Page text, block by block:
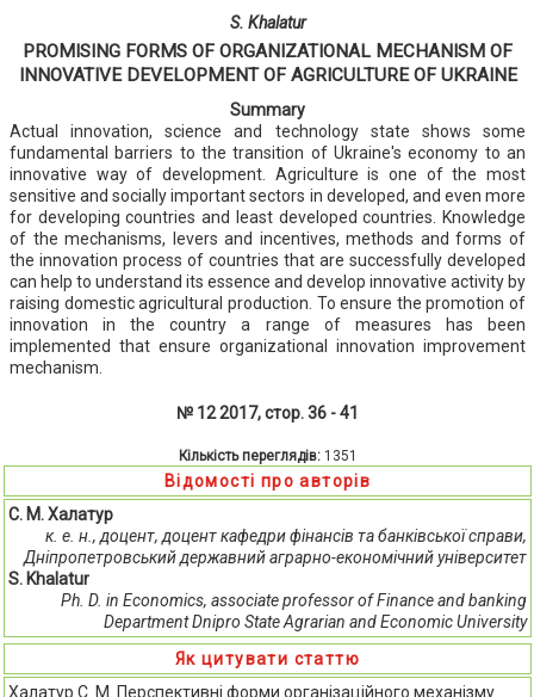
S. Khalatur
PROMISING FORMS OF ORGANIZATIONAL MECHANISM OF
INNOVATIVE DEVELOPMENT OF AGRICULTURE OF UKRAINE
Summary
Actual innovation, science and technology state shows some
fundamental barriers to the transition of Ukraine's economy to an
innovative way of development. Agriculture is one of the most
sensitive and socially important sectors in developed, and even more
for developing countries and least developed countries. Knowledge
of the mechanisms, levers and incentives, methods and forms of
the innovation process of countries that are successfully developed
can help to understand its essence and develop innovative activity by
raising domestic agricultural production. To ensure the promotion of
innovation in the country a range of measures has been
implemented that ensure organizational innovation improvement
mechanism.
№ 12 2017, стор. 36 - 41
Кількість переглядів: 1351
Відомості про авторів
С. М. Халатур
к. е. н., доцент, доцент кафедри фінансів та банківської справи,
Дніпропетровський державний аграрно-економічний університет
S. Khalatur
Ph. D. in Economics, associate рrofessor of Finance and banking
Department Dnipro State Agrarian and Economic University
Як цитувати статтю
Халатур С. М. Перспективні форми організаційного механізму